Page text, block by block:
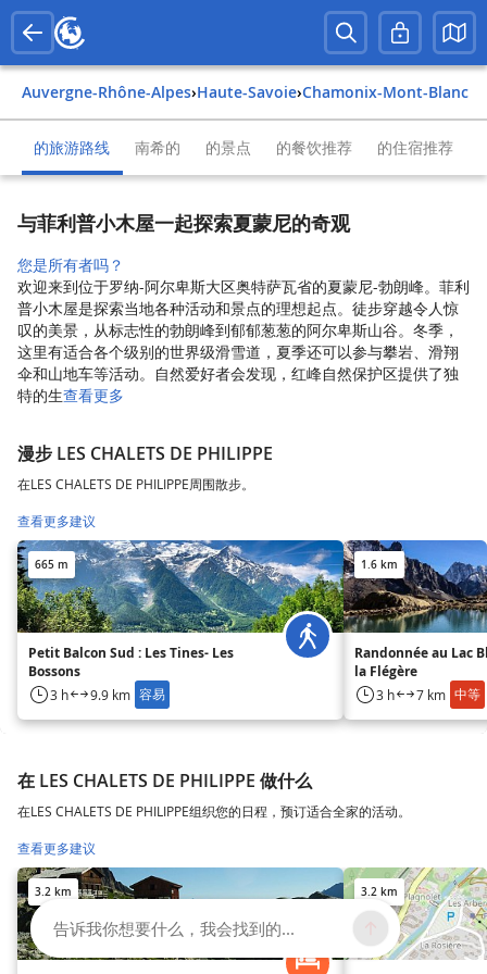
Auvergne-Rhône-Alpes› Haute-Savoie› Chamonix-Mont-Blanc
的旅游路线 南希的 的景点 的餐饮推荐 的住宿推荐
与菲利普小木屋一起探索夏蒙尼的奇观
您是所有者吗？
欢迎来到位于罗纳-阿尔卑斯大区奥特萨瓦省的夏蒙尼-勃朗峰。菲利
普小木屋是探索当地各种活动和景点的理想起点。徒步穿越令人惊
叹的美景，从标志性的勃朗峰到郁郁葱葱的阿尔卑斯山谷。冬季，
这里有适合各个级别的世界级滑雪道，夏季还可以参与攀岩、滑翔
伞和山地车等活动。自然爱好者会发现，红峰自然保护区提供了独
特的生查看更多
漫步 LES CHALETS DE PHILIPPE
在LES CHALETS DE PHILIPPE周围散步。
查看更多建议
665 m
Petit Balcon Sud : Les Tines- Les
Bossons
3 h 9.9 km 容易
1.6 km
Randonnée au Lac
la Flégère
3 h 7 km 中等
在 LES CHALETS DE PHILIPPE 做什么
在LES CHALETS DE PHILIPPE组织您的日程，预订适合全家的活动。
查看更多建议
3.2 km 3.2 km
告诉我你想要什么，我会找到的...